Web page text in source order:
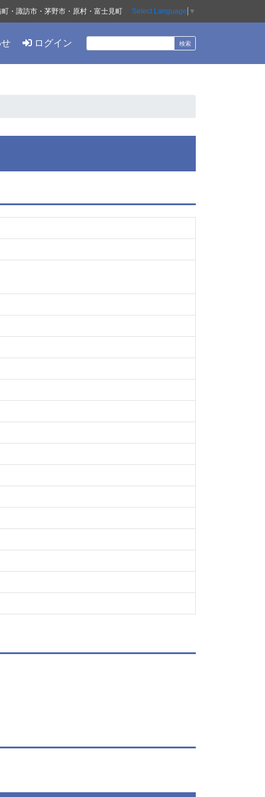
ログイン
・諏訪市・茅野市・原村・富士見町 Select Language ▼